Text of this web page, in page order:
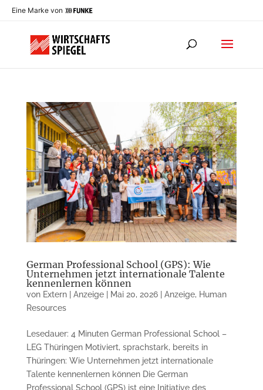
Eine Marke von
German Professional School (GPS): Wie
Unternehmen jetzt internationale Talente
kennenlernen können
von Extern | Anzeige| Mai 20, 2026| Anzeige, Human
Resources
Lesedauer: 4 Minuten German Professional School –
LEG Thüringen Motiviert, sprachstark, bereits in
Thüringen: Wie Unternehmen jetzt internationale
Talente kennenlernen können Die German
Professional School (GPS) ist eine Initiative des